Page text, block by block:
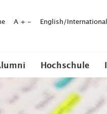
A + - English/International
Hochschule